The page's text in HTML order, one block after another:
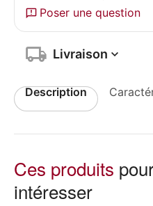
Poser une question
Livraison
Description
Ces produits
intéresser